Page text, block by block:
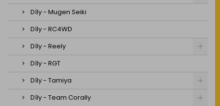
Díly - Mugen Seiki
Díly - RC4WD
Díly - Reely
Díly - RGT
Díly - Tamiya
Díly - Team Corally